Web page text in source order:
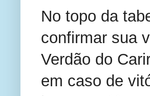
No topo da
confirmar sua
Verdão do
em caso de